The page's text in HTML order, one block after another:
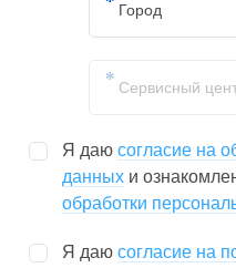
Я даю согласие на
данных и
обработки
Я даю согласие на